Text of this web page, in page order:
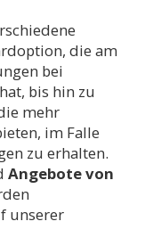
die am
bei
bis hin zu
mehr
im Falle
zu erhalten.
Angebote von
unserer